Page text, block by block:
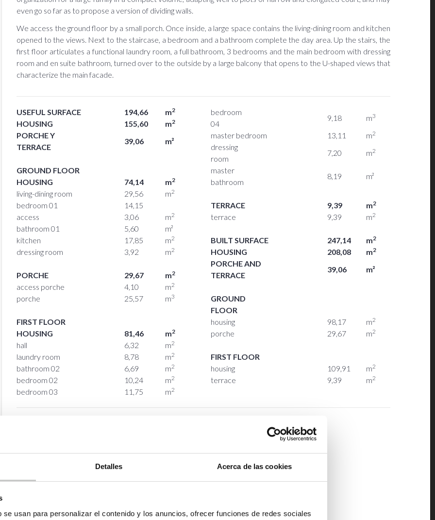
Detalles Acerca de las cookies
usan para personalizar el contenido y los anuncios, ofrecer funciones de redes sociales
even go so far as to propose a version of dividing walls.
We access the ground floor by a small porch. Once inside, a large space contains the living-dining room and kitchen
opened to the views. Next to the staircase, a bedroom and a bathroom complete the day area. Up the stairs, the
first floor articulates a functional laundry room, a full bathroom, 3 bedrooms and the main bedroom with dressing
room and en suite bathroom, turned over to the outside by a large balcony that opens to the U-shaped views that
characterize the main facade.
USEFUL SURFACE 194,66 m2
HOUSING 155,60 m2
PORCHE Y
TERRACE
39,06 m²
GROUND FLOOR
HOUSING
74,14 m2
living-dining room 29,56 m2
bedroom 01
14,15
access
3,06 m2
bathroom 01 5,60
m²
kitchen
17,85 m2
dressing room 3,92 m2
PORCHE 29,67 m2
access porche 4,10 m2
porche 25,57 m3
FIRST FLOOR
HOUSING
81,46 m2
hall 6,32 m2
laundry room 8,78 m2
bathroom 02 6,69 m2
bedroom 02 10,24 m2
bedroom 03 11,75 m2
bedroom
04
9,18 m3
master bedroom 13,11 m2
dressing
room
7,20 m2
master
bathroom
8,19 m²
TERRACE 9,39 m2
terrace 9,39 m2
BUILT SURFACE 247,14 m2
HOUSING 208,08 m2
PORCHE AND
TERRACE
39,06 m²
GROUND
FLOOR
housing
98,17 m2
porche 29,67 m2
FIRST FLOOR
housing
109,91 m2
terrace 9,39 m2